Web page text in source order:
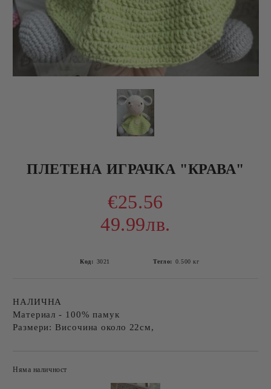
ПЛЕТЕНА ИГРАЧКА "КРАВА"
€25.56
49.99лв.
Код: 3021 Тегло: 0.500 кг
НАЛИЧНА
Материал - 100% памук
Размери: Височина около 22см,
Няма наличност